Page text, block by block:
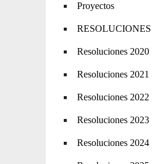
Proyectos
RESOLUCIONES
Resoluciones 2020
Resoluciones 2021
Resoluciones 2022
Resoluciones 2023
Resoluciones 2024